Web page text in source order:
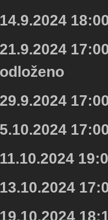
14.9.2024
21.9.2024
odloženo
29.9.2024
5.10.2024
11.10.2024
13.10.2024
19.10.2024